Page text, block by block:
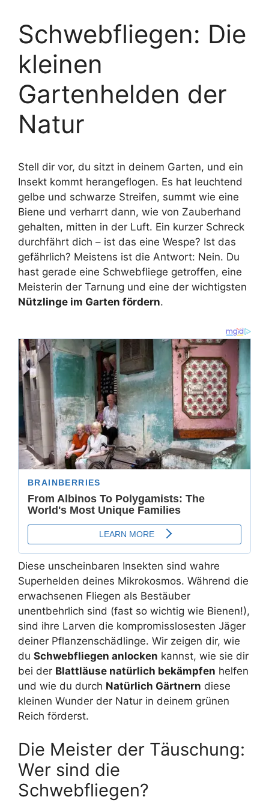
Schwebfliegen: Die
kleinen
Gartenhelden der
Natur
Stell dir vor, du sitzt in deinem Garten, und ein
Insekt kommt herangeflogen. Es hat leuchtend
gelbe und schwarze Streifen, summt wie eine
Biene und verharrt dann, wie von Zauberhand
gehalten, mitten in der Luft. Ein kurzer Schreck
durchfährt dich – ist das eine Wespe? Ist das
gefährlich? Meistens ist die Antwort: Nein. Du
hast gerade eine Schwebfliege getroffen, eine
Meisterin der Tarnung und eine der wichtigsten
Nützlinge im Garten fördern.
Diese unscheinbaren Insekten sind wahre
Superhelden deines Mikrokosmos. Während die
erwachsenen Fliegen als Bestäuber
unentbehrlich sind (fast so wichtig wie Bienen!),
sind ihre Larven die kompromisslosesten Jäger
deiner Pflanzenschädlinge. Wir zeigen dir, wie
du Schwebfliegen anlocken kannst, wie sie dir
bei der Blattläuse natürlich bekämpfen helfen
und wie du durch Natürlich Gärtnern diese
kleinen Wunder der Natur in deinem grünen
Reich förderst.
Die Meister der Täuschung:
Wer sind die
Schwebfliegen?